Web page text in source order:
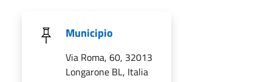
Municipio
Via Roma, 60, 32013
Longarone BL, Italia